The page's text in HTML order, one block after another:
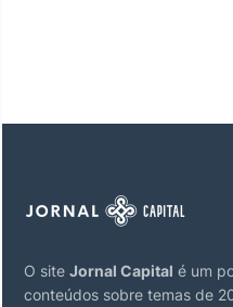
O site Jornal Capital é um
conteúdos sobre temas de